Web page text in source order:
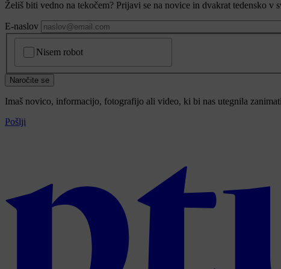
Želiš biti vedno na tekočem? Prijavi se na novice in dvakrat tedensko
E-naslov
Nisem robot
Naročite se
Imaš novico, informacijo, fotografijo ali video, ki bi nas utegnila
Pošlji